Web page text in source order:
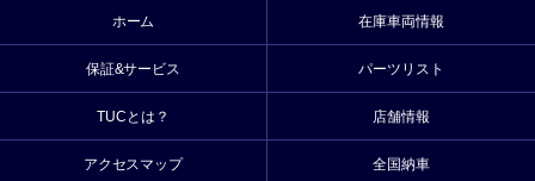
ホーム 在庫車両情報
保証&サービス パーツリスト
TUCとは？ 店舗情報
アクセスマップ 全国納車